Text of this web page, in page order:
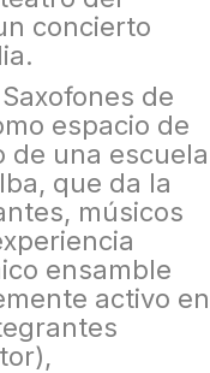
concierto
de
espacio de
de una escuela
que da la
músicos
ensamble
activo en